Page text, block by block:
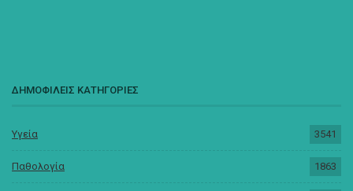
ΔΗΜΟΦΙΛΕΙΣ ΚΑΤΗΓΟΡΙΕΣ
Υγεία 3541
Παθολογία 1863